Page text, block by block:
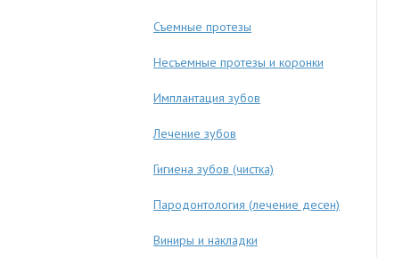
Съемные протезы
Несъемные протезы и коронки
Имплантация зубов
Лечение зубов
Гигиена зубов (чистка)
Пародонтология (лечение десен)
Виниры и накладки